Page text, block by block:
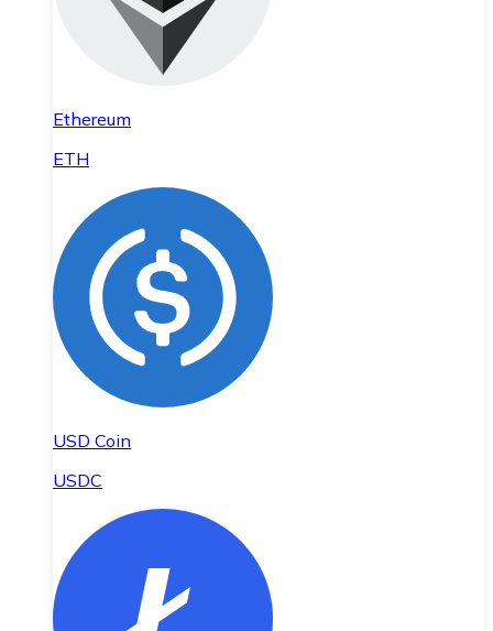
Ethereum
ETH
USD Coin
USDC